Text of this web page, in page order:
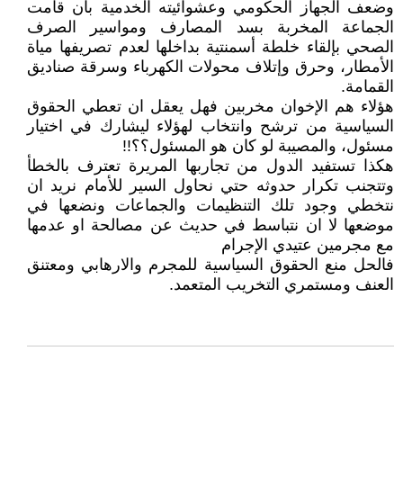
وضعف الجهاز الحكومي وعشوائيته الخدمية بأن قامت
الجماعة المخربة بسد المصارف ومواسير الصرف
الصحي بإلقاء خلطة أسمنتية بداخلها لعدم تصريفها مياة
الأمطار، وحرق وإتلاف محولات الكهرباء وسرقة صناديق
القمامة.
هؤلاء هم الإخوان مخربين فهل يعقل ان تعطي الحقوق
السياسية من ترشح وانتخاب لهؤلاء ليشارك في اختيار
مسئول، والمصيبة لو كان هو المسئول؟؟!!
هكذا تستفيد الدول من تجاربها المريرة تعترف بالخطأ
وتتجنب تكرار حدوثه حتي نحاول السير للأمام نريد ان
نتخطي وجود تلك التنظيمات والجماعات ونضعها في
موضعها لا ان نتباسط في حديث عن مصالحة او عدمها
مع مجرمين عتيدي الإجرام
فالحل منع الحقوق السياسية للمجرم والارهابي ومعتنق
العنف ومستمري التخريب المتعمد.